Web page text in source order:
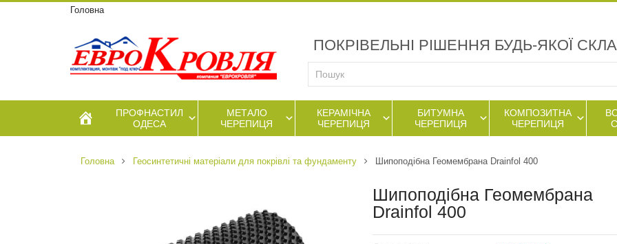
Головна
ПОКРІВЕЛЬНІ РІШЕННЯ БУДЬ-ЯКОЇ
ПРОФНАСТИЛ
ОДЕСА
МЕТАЛО
ЧЕРЕПИЦЯ
КЕРАМІЧНА
ЧЕРЕПИЦЯ
БИТУМНА
ЧЕРЕПИЦЯ
КОМПОЗИТНА
ЧЕРЕПИЦЯ
Головна Геосинтетичні матеріали для покрівлі та фундаменту Шипоподібна Геомембрана Drainfol 400
Шипоподібна Геомембрана
Drainfol 400